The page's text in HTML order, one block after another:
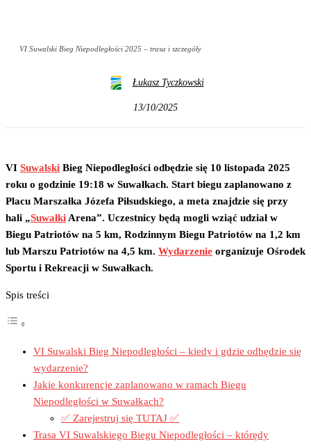
VI Suwalski Bieg Niepodległości 2025 – trasa i szczegóły
Łukasz Tyczkowski
13/10/2025
VI Suwalski Bieg Niepodległości odbędzie się 10 listopada 2025
roku o godzinie 19:18 w Suwałkach. Start biegu zaplanowano z
Placu Marszałka Józefa Piłsudskiego, a meta znajdzie się przy
hali „Suwałki Arena”. Uczestnicy będą mogli wziąć udział w
Biegu Patriotów na 5 km, Rodzinnym Biegu Patriotów na 1,2 km
lub Marszu Patriotów na 4,5 km. Wydarzenie organizuje Ośrodek
Sportu i Rekreacji w Suwałkach.
Spis treści
VI Suwalski Bieg Niepodległości – kiedy i gdzie odbędzie się
wydarzenie?
Jakie konkurencje zaplanowano w ramach Biegu
Niepodległości w Suwałkach?
✅ Zarejestruj się TUTAJ ✅
Trasa VI Suwalskiego Biegu Niepodległości – którędy